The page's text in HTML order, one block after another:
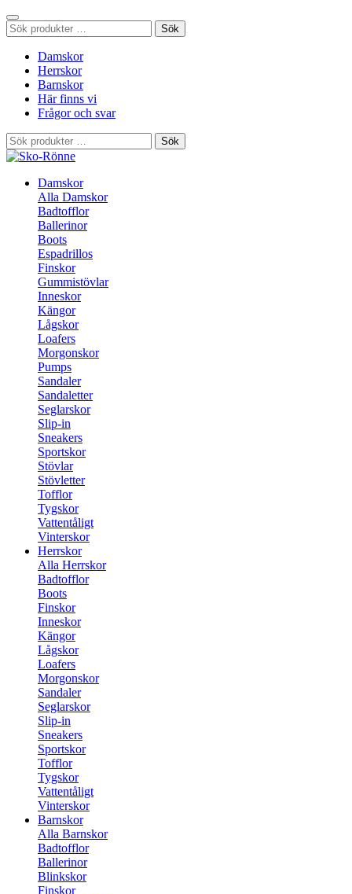
Sök
efter:
Sök
Damskor
Herrskor
Barnskor
Här finns vi
Frågor och svar
Sök
efter:
Sök
Damskor
Alla Damskor
Badtofflor
Ballerinor
Boots
Espadrillos
Finskor
Gummistövlar
Inneskor
Kängor
Lågskor
Loafers
Morgonskor
Pumps
Sandaler
Sandaletter
Seglarskor
Slip-in
Sneakers
Sportskor
Stövlar
Stövletter
Tofflor
Tygskor
Vattentåligt
Vinterskor
Herrskor
Alla Herrskor
Badtofflor
Boots
Finskor
Inneskor
Kängor
Lågskor
Loafers
Morgonskor
Sandaler
Seglarskor
Slip-in
Sneakers
Sportskor
Tofflor
Tygskor
Vattentåligt
Vinterskor
Barnskor
Alla Barnskor
Badtofflor
Ballerinor
Blinkskor
Finskor